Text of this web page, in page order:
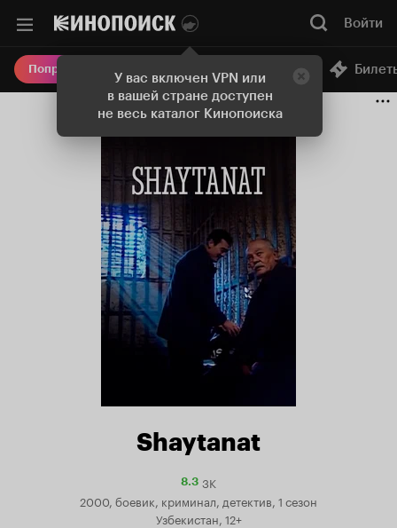
У вас включен VPN или
в вашей стране доступен
не весь каталог Кинопоиска
Войти
Попробовать Плюс Онлайн-кинотеатр
Shaytanat
8.3Рейтинг
3K
2000, боевик, криминал, детектив, 1 сезон
Узбекистан, 12+